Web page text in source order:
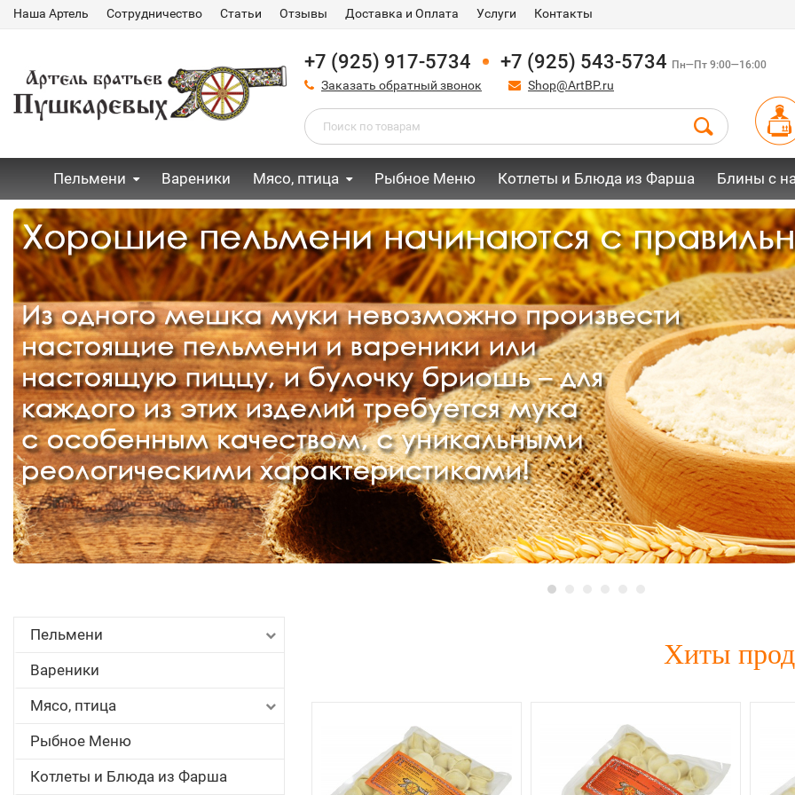
Наша Артель Сотрудничество Статьи Отзывы Доставка и Оплата Услуги Контакты
+7 (925) 917-5734 +7 (925) 543-5734 Пн—Пт 9:00—16:00
Заказать обратный звонок Shop@ArtBP.ru
Пельмени Вареники Мясо, птица Рыбное Меню Котлеты и Блюда из Фарша Блины с
Пельмени
Вареники
Мясо, птица
Рыбное Меню
Котлеты и Блюда из Фарша
Хиты